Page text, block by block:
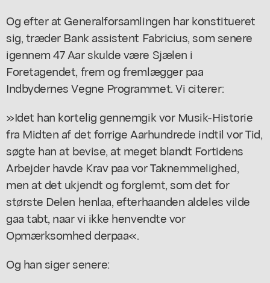
Og efter at Generalforsamlingen har konstitueret
sig, træder Bank assistent Fabricius, som senere
igennem 47 Aar skulde være Sjælen i
Foretagendet, frem og fremlægger paa
Indbydernes Vegne Programmet. Vi citerer:
»Idet han kortelig gennemgik vor Musik-Historie
fra Midten af det forrige Aarhundrede indtil vor Tid,
søgte han at bevise, at meget blandt Fortidens
Arbejder havde Krav paa vor Taknemmelighed,
men at det ukjendt og forglemt, som det for
største Delen henlaa, efterhaanden aldeles vilde
gaa tabt, naar vi ikke henvendte vor
Opmærksomhed derpaa«.
Og han siger senere: